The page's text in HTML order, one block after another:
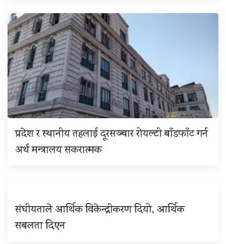
प्रदेश र स्थानीय तहलाई दूरसञ्चार रोयल्टी बाँडफाँट गर्न
अर्थ मन्त्रालय सकरात्मक
संघीयताले आर्थिक विकेन्द्रीकरण दियो, आर्थिक
सबलता दिएन